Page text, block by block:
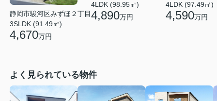
静岡市駿河区みずほ２丁目
3SLDK (91.49㎡)
4,670万円
4LDK (98.95㎡)
4,890万円
4LDK (97.49㎡)
4,590万円
よく見られている物件